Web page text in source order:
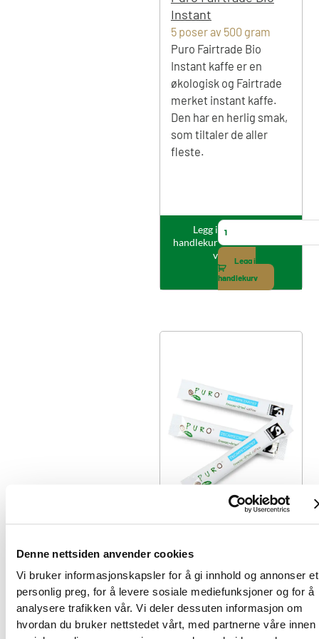
Denne nettsiden anvender cookies
Vi bruker informasjonskapsler for å gi innhold og annonser et
personlig preg, for å levere sosiale mediefunksjoner og for å
analysere trafikken vår. Vi deler dessuten informasjon om
hvordan du bruker nettstedet vårt, med partnerne våre innen
n
t
a
l
l
Instant
5 poser av 500 gram
Puro Fairtrade Bio
Instant kaffe er en
økologisk og Fairtrade
merket instant kaffe.
Den har en herlig smak,
som tiltaler de aller
fleste.
Legg i
handlekur
v
P
u
r
o
i
a
d
e
B
i
o
a
n
t
a
Legg i
handlekurv
Puro Fairtrade
Instant Sticks Decaf
250 stk
Frysetørket